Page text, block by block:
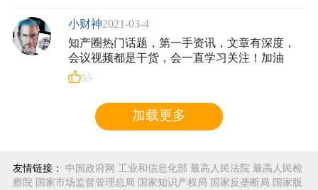
小财神2021-03-4
知产圈热门话题，第一手资讯，文章有深度，
会议视频都是干货，会一直学习关注！加油
55
加载更多
友情链接： 中国政府网 工业和信息化部 最高人民法院 最高人民检
察院 国家市场监督管理总局 国家知识产权局 国家反垄断局 国家版